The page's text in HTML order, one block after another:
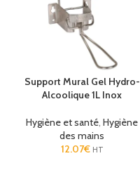
Support Mural Gel Hydro-
Alcoolique 1L Inox
Hygiène et santé, Hygiène
des mains
12.07€ HT